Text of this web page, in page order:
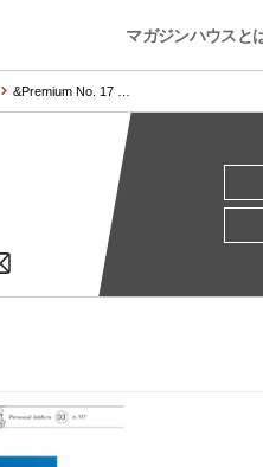
マガジンハウスと
&Premium No. 17 …